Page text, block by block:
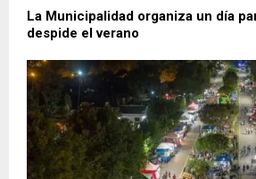
La Municipalidad organiza un día
despide el verano